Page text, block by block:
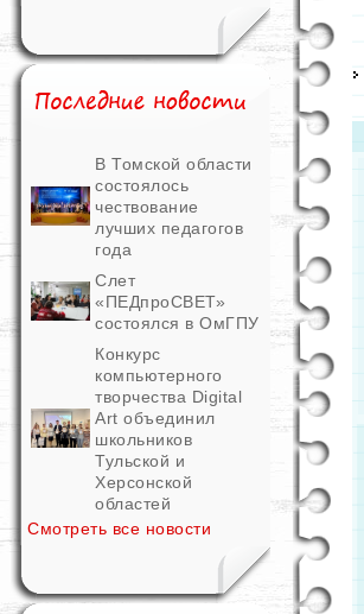
В Томской области
состоялось
чествование
лучших педагогов
года
Слет
«ПЕДпроСВЕТ»
состоялся в ОмГПУ
Конкурс
компьютерного
творчества Digital
Art объединил
школьников
Тульской и
Херсонской
областей
Смотреть все новости